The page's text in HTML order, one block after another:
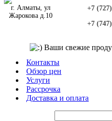
+7 (727)
+7 (747)
г. Алматы, ул
Жарокова д.10
Контакты
Обзор цен
Услуги
Рассрочка
Доставка и оплата